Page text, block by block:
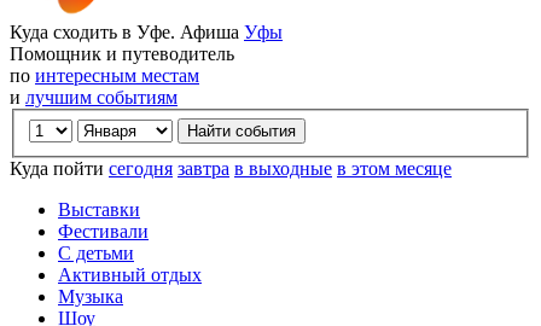
Куда сходить в Уфе. Афиша Уфы
Помощник и путеводитель
по интересным местам
и лучшим событиям
Куда пойти сегодня завтра в выходные в этом месяце
Выставки
Фестивали
С детьми
Активный отдых
Музыка
Шоу